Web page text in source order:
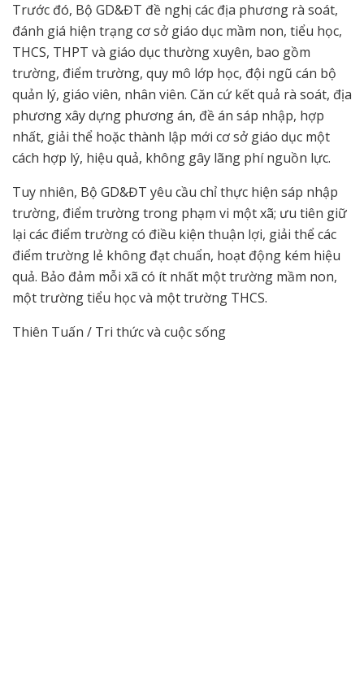
Trước đó, Bộ GD&ĐT đề nghị các địa phương rà soát,
đánh giá hiện trạng cơ sở giáo dục mầm non, tiểu học,
THCS, THPT và giáo dục thường xuyên, bao gồm
trường, điểm trường, quy mô lớp học, đội ngũ cán bộ
quản lý, giáo viên, nhân viên. Căn cứ kết quả rà soát, địa
phương xây dựng phương án, đề án sáp nhập, hợp
nhất, giải thể hoặc thành lập mới cơ sở giáo dục một
cách hợp lý, hiệu quả, không gây lãng phí nguồn lực.
Tuy nhiên, Bộ GD&ĐT yêu cầu chỉ thực hiện sáp nhập
trường, điểm trường trong phạm vi một xã; ưu tiên giữ
lại các điểm trường có điều kiện thuận lợi, giải thể các
điểm trường lẻ không đạt chuẩn, hoạt động kém hiệu
quả. Bảo đảm mỗi xã có ít nhất một trường mầm non,
một trường tiểu học và một trường THCS.
Thiên Tuấn / Tri thức và cuộc sống